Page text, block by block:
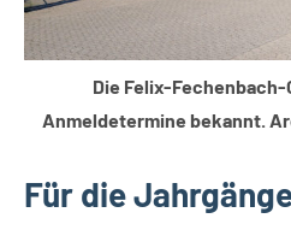
Die Felix-
Anmeldetermine bekannt.
Für die Jahrgänge